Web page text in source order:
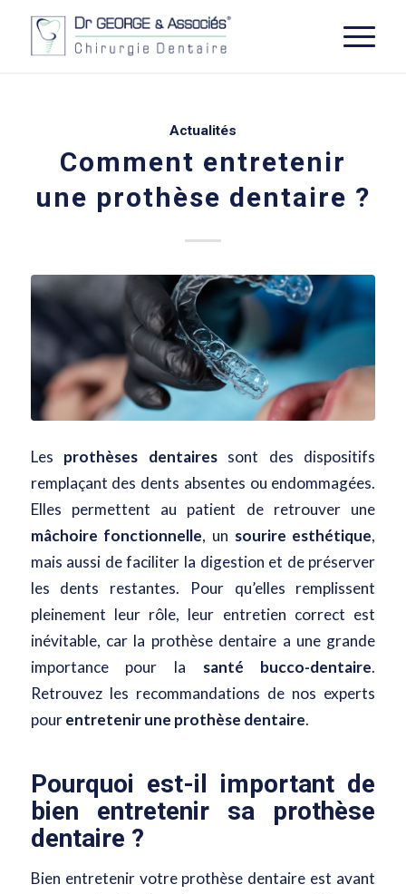
Actualités
Comment entretenir
une prothèse dentaire ?
Les prothèses dentairessont des dispositifs
remplaçant des dents absentes ou endommagées.
Elles permettent au patient de retrouver une
mâchoire fonctionnelle, un sourire esthétique,
mais aussi de faciliter la digestion et de préserver
les dents restantes. Pour qu’elles remplissent
pleinement leur rôle, leur entretien correct est
inévitable, car la prothèse dentaire a une grande
importance pour la santé bucco-dentaire.
Retrouvez les recommandations de nos experts
pourentretenir une prothèse dentaire.
Pourquoi est-il important de
bien entretenir sa prothèse
dentaire ?
Bien entretenir votre prothèse dentaire est avant